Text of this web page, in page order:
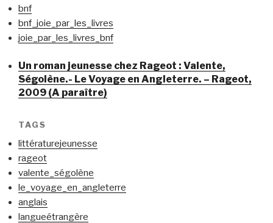
bnf
bnf_joie_par_les_livres
joie_par_les_livres_bnf
Un roman jeunesse chez Rageot : Valente,
Ségolène.- Le Voyage en Angleterre. – Rageot,
2009 (A paraître)
TAGS
littératurejeunesse
rageot
valente_ségolène
le_voyage_en_angleterre
anglais
langueétrangère